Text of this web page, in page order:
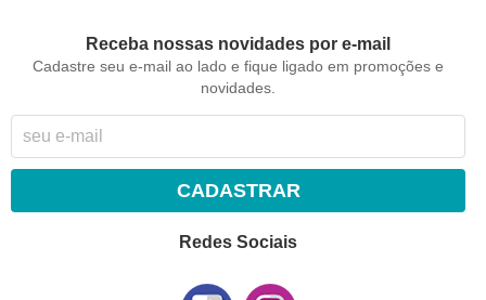
Receba nossas novidades por e-mail
Cadastre seu e-mail ao lado e fique ligado em promoções e
novidades.
CADASTRAR
Redes Sociais